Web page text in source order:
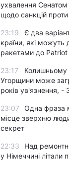
ухвалення
щодо санкцій
23:19
Є два
країни, які можуть
ракетами до Patriot
23:17
Колишньому
Угорщини може
років ув'язнення, -
23:07
Одна фраза
місце зверхню
секрет
22:33
Над
у Німеччині літали